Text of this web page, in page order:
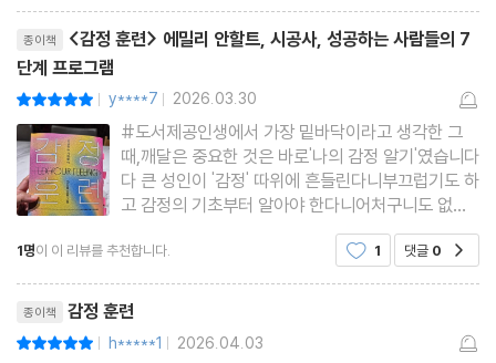
-Step 3 자기인식: 나를 제대로 알라
모든 변화는 나에게서 시작된다
갈등을 키우는 자기 보호 본능
자기인식은 연습으로 길러진다
자기인식 팔굽혀펴기: 닮음, 질투, 전이
-Step 4 회복탄력성: 넘어져도 다시 일어서라
인생은 스트레스 시험이다
감정에 매몰되면 성과가 무너진다
성장은 상실을 통과하며 완성된다
회복탄력성을 방해하는 장애물
종이책
<감정 훈련> 에밀리 안할트, 시공사, 성공하는 사람들의 7
단계 프로그램
| y****7 | 2026.03.30
#도서제공인생에서 가장 밑바닥이라고 생각한 그
때,깨달은 중요한 것은 바로'나의 감정 알기'였습니다
다 큰 성인이 '감정' 따위에 흔들린다니부끄럽기도 하
고 감정의 기초부터 알아야 한다니어처구니도 없었
던 것 같습니다표면적으로는 내가 설정한 인생 목표
에도달하지 못한 실패감 정도라고만 생각했습니다하
지만 그동안 수많은 감정 신호를 보내왔지만,그것을
묵살한 채 앞만 보고 달
1명이 이 리뷰를 추천합니다. 1 댓글 0
종이책 감정 훈련
| h*****1 | 2026.04.03